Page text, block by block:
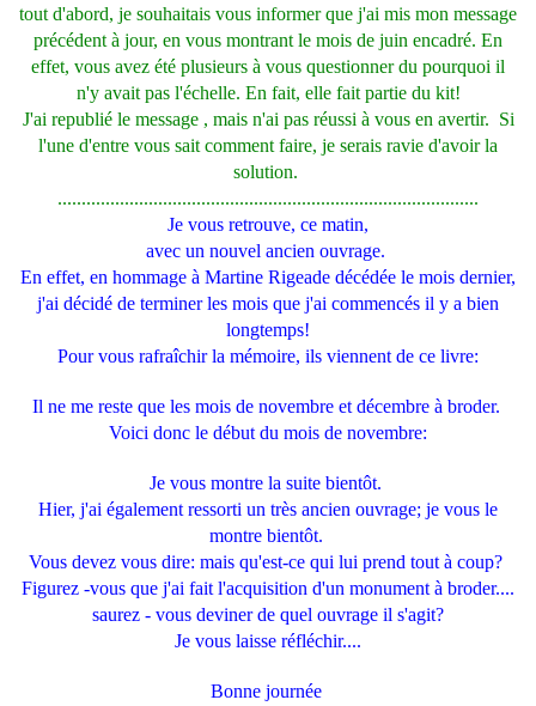
tout d'abord, je souhaitais vous informer que j'ai mis mon message
précédent à jour, en vous montrant le mois de juin encadré. En
effet, vous avez été plusieurs à vous questionner du pourquoi il
n'y avait pas l'échelle. En fait, elle fait partie du kit!
J'ai republié le message , mais n'ai pas réussi à vous en avertir. Si
l'une d'entre vous sait comment faire, je serais ravie d'avoir la
solution.
........................................................................................
Je vous retrouve, ce matin,
avec un nouvel ancien ouvrage.
En effet, en hommage à Martine Rigeade décédée le mois dernier,
j'ai décidé de terminer les mois que j'ai commencés il y a bien
longtemps!
Pour vous rafraîchir la mémoire, ils viennent de ce livre:
Il ne me reste que les mois de novembre et décembre à broder.
Voici donc le début du mois de novembre:
Je vous montre la suite bientôt.
Hier, j'ai également ressorti un très ancien ouvrage; je vous le
montre bientôt.
Vous devez vous dire: mais qu'est-ce qui lui prend tout à coup?
Figurez -vous que j'ai fait l'acquisition d'un monument à broder....
saurez - vous deviner de quel ouvrage il s'agit?
Je vous laisse réfléchir....
Bonne journée